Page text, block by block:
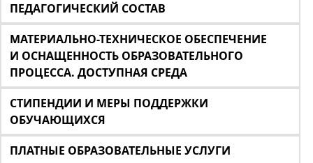
ПЕДАГОГИЧЕСКИЙ СОСТАВ
МАТЕРИАЛЬНО-ТЕХНИЧЕСКОЕ ОБЕСПЕЧЕНИЕ
И ОСНАЩЕННОСТЬ ОБРАЗОВАТЕЛЬНОГО
ПРОЦЕССА. ДОСТУПНАЯ СРЕДА
СТИПЕНДИИ И МЕРЫ ПОДДЕРЖКИ
ОБУЧАЮЩИХСЯ
ПЛАТНЫЕ ОБРАЗОВАТЕЛЬНЫЕ УСЛУГИ